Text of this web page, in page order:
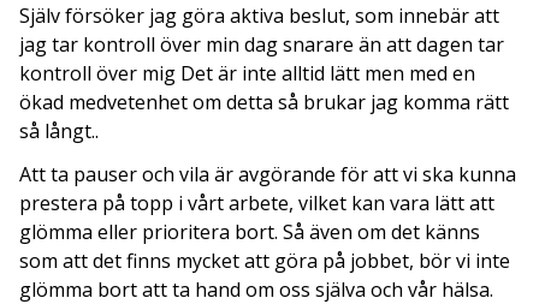
Själv försöker jag göra aktiva beslut, som innebär att
jag tar kontroll över min dag snarare än att dagen tar
kontroll över mig Det är inte alltid lätt men med en
ökad medvetenhet om detta så brukar jag komma rätt
så långt..
Att ta pauser och vila är avgörande för att vi ska kunna
prestera på topp i vårt arbete, vilket kan vara lätt att
glömma eller prioritera bort. Så även om det känns
som att det finns mycket att göra på jobbet, bör vi inte
glömma bort att ta hand om oss själva och vår hälsa.